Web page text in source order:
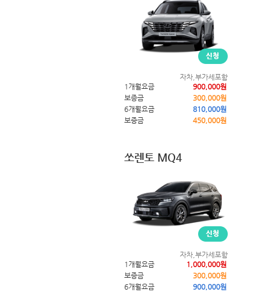
자차,부가세포함
1개월요금
900,000원
보증금
300,000원
6개월요금
810,000원
보증금
450,000원
쏘렌토 MQ4
자차,부가세포함
1개월요금
1,000,000원
보증금
300,000원
6개월요금
900,000원